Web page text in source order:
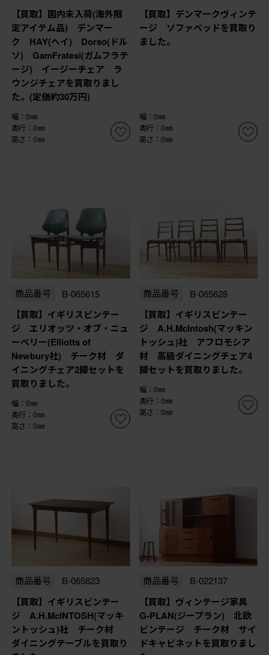
【買取】国内未入荷(海外限
定アイテム品) デンマー
ク HAY(ヘイ) Dorso(ドル
ソ) GamFratesi(ガムフラテ
ージ) イージーチェア ラ
ウンジチェアを買取りまし
た。(定価約30万円)
幅：0㎜
奥行：0㎜
高さ：0㎜
【買取】デンマークヴィンテ
ージ ソファベッドを買取り
ました。
幅：0㎜
奥行：0㎜
高さ：0㎜
商品番号 B-065615
【買取】イギリスビンテー
ジ エリオッツ・オブ・ニュ
ーべリー(Elliotts of
Newbury社) チーク材 ダ
イニングチェア2脚セットを
買取りました。
幅：0㎜
奥行：0㎜
高さ：0㎜
商品番号 B-065628
【買取】イギリスビンテー
ジ A.H.McIntosh(マッキン
トッシュ)社 アフロモシア
材 高級ダイニングチェア4
脚セットを買取りました。
幅：0㎜
奥行：0㎜
高さ：0㎜
商品番号 B-065823
【買取】イギリスビンテー
ジ A.H.McINTOSH(マッキ
ントッシュ)社 チーク材
ダイニングテーブルを買取り
商品番号 B-022137
【買取】ヴィンテージ家具
G-PLAN(ジープラン) 北欧
ビンテージ チーク材 サイ
ドキャビネットを買取りまし